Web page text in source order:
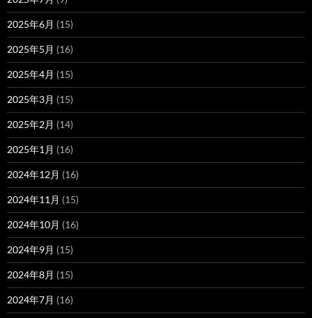
2025年6月 (15)
2025年5月 (16)
2025年4月 (15)
2025年3月 (15)
2025年2月 (14)
2025年1月 (16)
2024年12月 (16)
2024年11月 (15)
2024年10月 (16)
2024年9月 (15)
2024年8月 (15)
2024年7月 (16)